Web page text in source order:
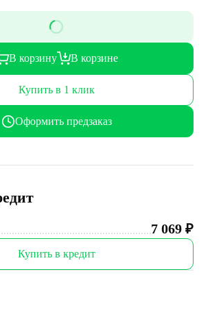
В корзину В корзине
Купить в 1 клик
Оформить предзаказ
7 069 ₽
Купить в кредит